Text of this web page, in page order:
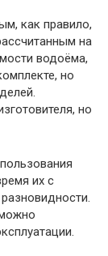
как правило,
на
водоёма,
но
но
их с